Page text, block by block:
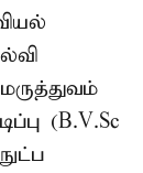
(B.V.Sc